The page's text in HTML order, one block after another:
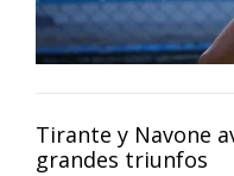
Tirante y Navone
grandes triunfos